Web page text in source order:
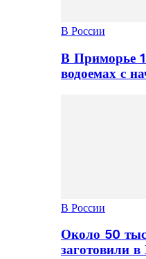
В России
В Приморье
водоемах с
В России
Около 50
заготовили